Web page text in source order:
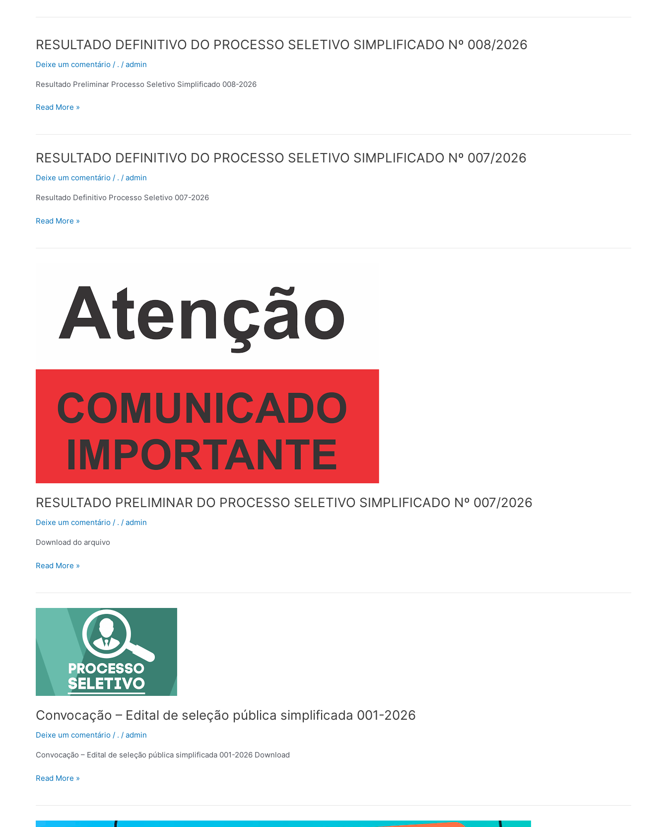
RESULTADO DEFINITIVO DO PROCESSO SELETIVO SIMPLIFICADO Nº 008/2026
Deixe um comentário / . / admin
Resultado Preliminar Processo Seletivo Simplificado 008-2026
RESULTADO
DO
SELETIVO
Nº
Read More »
RESULTADO DEFINITIVO DO PROCESSO SELETIVO SIMPLIFICADO Nº 007/2026
Deixe um comentário / . / admin
Resultado Definitivo Processo Seletivo 007-2026
RESULTADO
DO
SELETIVO
Nº
Read More »
RESULTADO PRELIMINAR DO PROCESSO SELETIVO SIMPLIFICADO Nº 007/2026
Deixe um comentário / . / admin
Download do arquivo
PROCESSO
SELETIVO
SIMPLIFICADO
Read More »
Convocação – Edital de seleção pública simplificada 001-2026
Deixe um comentário / . / admin
Convocação – Edital de seleção pública simplificada 001-2026 Download
Convocação
Edital
de
seleção
pública
simplificada
001-
2026
Read More »